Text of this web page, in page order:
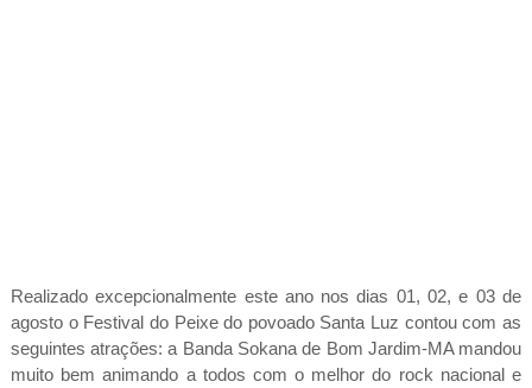
Realizado excepcionalmente este ano nos dias 01, 02, e 03 de
agosto o Festival do Peixe do povoado Santa Luz contou com as
seguintes atrações: a Banda Sokana de Bom Jardim-MA mandou
muito bem animando a todos com o melhor do rock nacional e